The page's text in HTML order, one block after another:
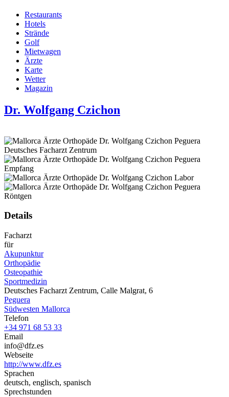
Restaurants
Hotels
Strände
Golf
Mietwagen
Ärzte
Karte
Wetter
Magazin
Dr. Wolfgang Czichon
Details
Facharzt
für
Akupunktur
Orthopädie
Osteopathie
Sportmedizin
Deutsches Facharzt Zentrum, Calle Malgrat, 6
Peguera
Südwesten Mallorca
Telefon
+34 971 68 53 33
Email
info@dfz.es
Webseite
http://www.dfz.es
Sprachen
deutsch, englisch, spanisch
Sprechstunden